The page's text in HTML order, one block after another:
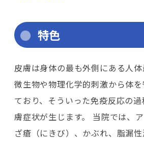
特色
皮膚は身体の最も外側にある人体
微生物や物理化学的刺激から体
ており、そういった免疫反応の
膚症状が生じます。 当院では、ア
ざ瘡（にきび）、かぶれ、脂漏